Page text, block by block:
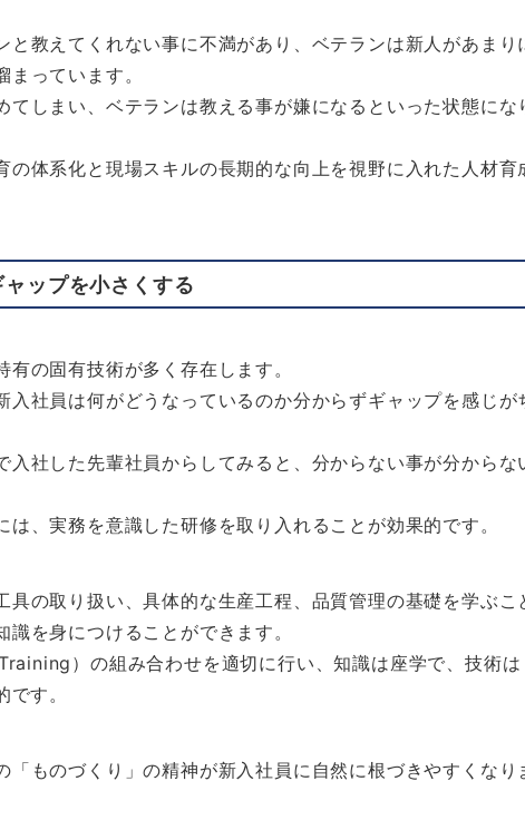
と教えてくれない事に不満があり、ベテランは新人があまり
っています。
てしまい、ベテランは教える事が嫌になるといった状態にな
の体系化と現場スキルの長期的な向上を視野に入れた人材育
ップを小さくする
の固有技術が多く存在します。
入社員は何がどうなっているのか分からずギャップを感じが
入社した先輩社員からしてみると、分からない事が分からな
、実務を意識した研修を取り入れることが効果的です。
の取り扱い、具体的な生産工程、品質管理の基礎を学ぶこ
を身につけることができます。
）の組み合わせを適切に行い、知識は座学で、技術は
す。
「ものづくり」の精神が新入社員に自然に根づきやすくなり